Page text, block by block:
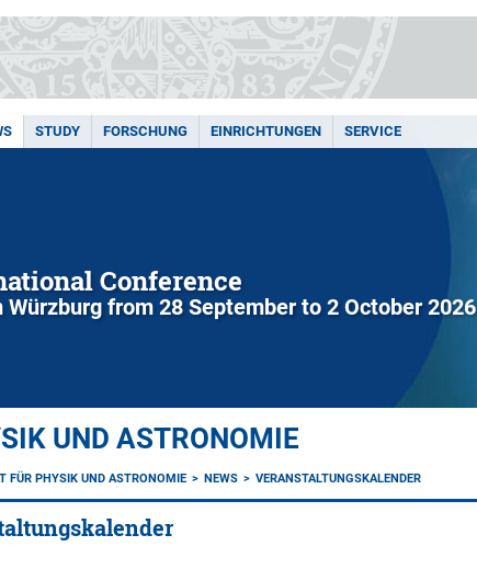
STUDY FORSCHUNG EINRICHTUNGEN SERVICE
Conference
from 28 September to 2 October 2026
UND ASTRONOMIE
FÜR PHYSIK UND ASTRONOMIE NEWS VERANSTALTUNGSKALENDER